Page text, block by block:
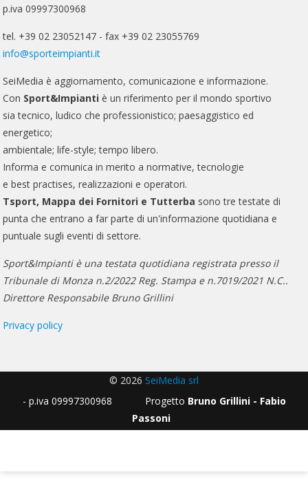
p.iva 09997300968
tel. +39 02 23052147 - fax +39 02 23055769
info@sporteimpianti.it
SeiMedia è aggiornamento, comunicazione e informazione.
Con Sport&Impianti è un riferimento per il mondo sportivo
sia tecnico, ludico che professionistico; paesaggistico ed
energetico;
ambientale; life-style; tempo libero.
Informa e comunica in merito a normative, tecnologie
e best practises, realizzazioni e operatori.
Tsport, Mappa dei Fornitori e Tutterba sono tre testate di
punta che entrano a far parte di un'informazione quotidiana e
puntuale sugli eventi di settore.
Sport&Impianti è una testata quotidiana registrata presso il
Tribunale di Monza n.2/2022 Reg. Stampa e n.7019/2021 N.C..
Direttore Responsabile Bruno Grillini
Privacy policy
© 2026 SeiMedia srl
- p.iva 09997300968 Progetto Bruno Grillini - Fabio
Passoni